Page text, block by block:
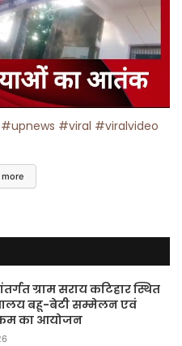
#viral #viralvideo
ग्राम सराय कटिहार स्थित
बहू-बेटी सम्मेलन एवं
का आयोजन